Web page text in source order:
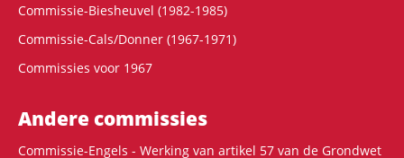
Commissie-Biesheuvel (1982-1985)
Commissie-Cals/Donner (1967-1971)
Commissies voor 1967
Andere commissies
Commissie-Engels - Werking van artikel 57 van de Grondwet